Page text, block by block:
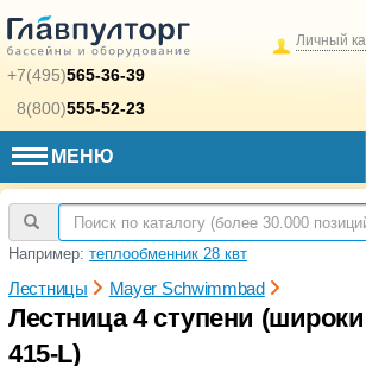
+7(495)565-36-39
8(800)555-52-23
Личный
МЕНЮ
Например: теплообменник 28 квт
Лестницы Mayer Schwimmbad
Лестница 4 ступени
415-L)